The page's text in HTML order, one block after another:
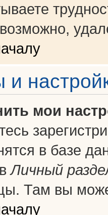
мои
в базе
Личный
Там вы